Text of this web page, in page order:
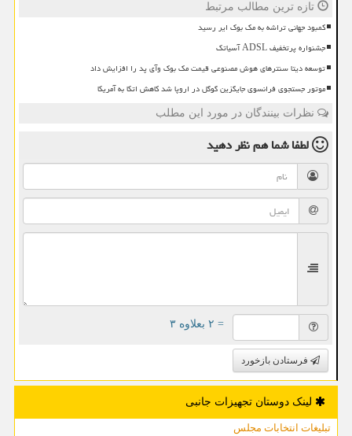
تازه ترین مطالب مرتبط
کمبود جهانی تراشه به مک بوک ایر رسید
جشنواره پرتخفیف ADSL آسیاتک
توسعه دیتا سنترهای هوش مصنوعی قیمت مک بوک وآی پد را افزایش داد
موتور جستجوی فرانسوی جایگزین گوگل در اروپا شد کاهش اتکا به آمریکا
نظرات بینندگان در مورد این مطلب
لطفا شما همنظر دهید
= ۲ بعلاوه ۳
فرستادن بازخورد
لینک دوستان تجهیزات جانبی
تبلیغات انتخابات مجلس